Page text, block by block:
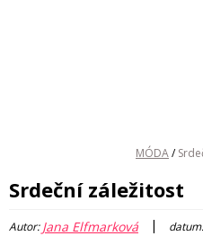
MÓDA/
Srdeční záležitost
Autor:Jana Elfmarková |